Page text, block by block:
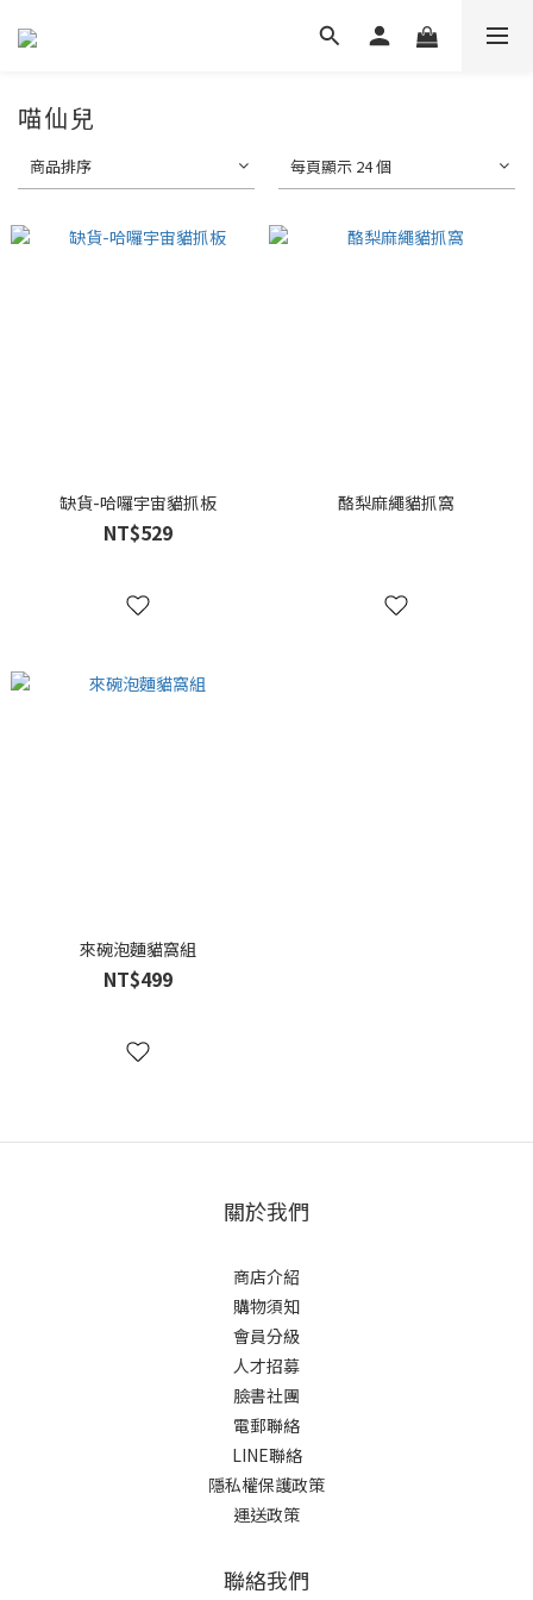
喵仙兒
商品排序 每頁顯示 24 個
缺貨-哈囉宇宙貓抓板
NT$529
酪梨麻繩貓抓窩
來碗泡麵貓窩組
NT$499
關於我們
商店介紹
購物須知
會員分級
人才招募
臉書社團
電郵聯絡
LINE聯絡
隱私權保護政策
運送政策
聯絡我們